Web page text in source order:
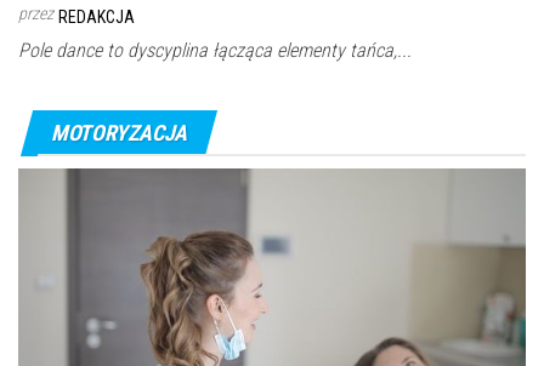
przez REDAKCJA
Pole dance to dyscyplina łącząca elementy tańca,...
MOTORYZACJA